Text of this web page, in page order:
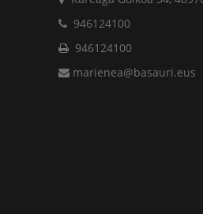
946124100
946124100
marienea@basauri.eus